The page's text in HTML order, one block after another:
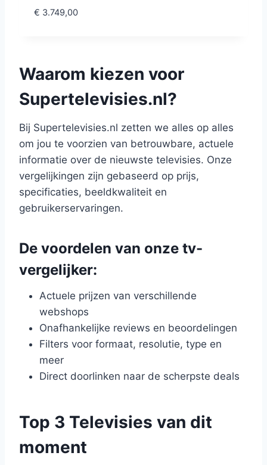
€ 3.749,00
Waarom kiezen voor
Supertelevisies.nl?
Bij Supertelevisies.nl zetten we alles op alles
om jou te voorzien van betrouwbare, actuele
informatie over de nieuwste televisies. Onze
vergelijkingen zijn gebaseerd op prijs,
specificaties, beeldkwaliteit en
gebruikerservaringen.
De voordelen van onze tv-
vergelijker:
Actuele prijzen van verschillende
webshops
Onafhankelijke reviews en beoordelingen
Filters voor formaat, resolutie, type en
meer
Direct doorlinken naar de scherpste deals
Top 3 Televisies van dit
moment